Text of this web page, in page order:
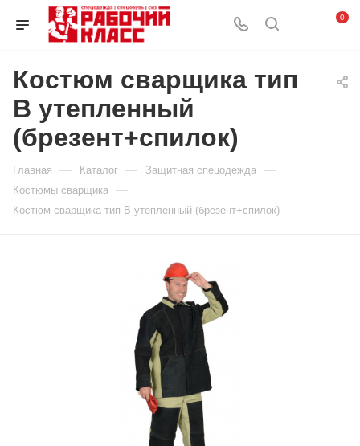
0
Костюм сварщика тип
В утепленный
(брезент+спилок)
Главная — Каталог — Защитная спецодежда —
Костюмы сварщика —
Костюм сварщика тип В утепленный (брезент+спилок)